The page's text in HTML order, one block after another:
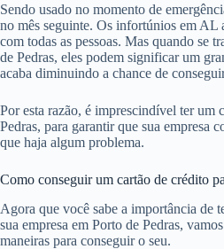
Sendo usado no momento de
no mês seguinte. Os infortúnios em AL
com todas as pessoas. Mas quando se
de Pedras, eles podem significar um
acaba diminuindo a chance de
Por esta razão, é imprescindível ter um
Pedras, para garantir que sua empresa
que haja algum problema.
Como conseguir um cartão de crédito
Agora que você sabe a importância de
sua empresa em Porto de Pedras,
maneiras para conseguir o seu.